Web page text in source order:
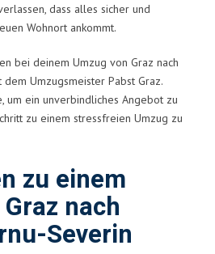
dass alles sicher und
Wohnort ankommt.
bei deinem Umzug von Graz nach
Umzugsmeister Pabst Graz.
um ein unverbindliches Angebot zu
zu einem stressfreien Umzug zu
zu einem
nach
Severin